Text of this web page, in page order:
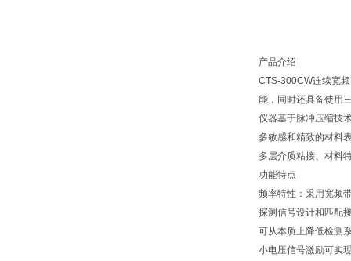
产品介绍
CTS-300CW连续宽
能，同时还具备使用
仪器基于脉冲压缩技
多敏感和精致的材料
多层介质粘接、材料
功能特点
频率特性：采用宽频
探测信号设计和匹配
可从本质上降低检测
小电压信号激励可实